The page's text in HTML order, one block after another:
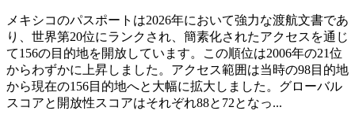
メキシコのパスポートは2026年において強力な渡航文書であ
り、世界第20位にランクされ、簡素化されたアクセスを通じ
て156の目的地を開放しています。この順位は2006年の21位
からわずかに上昇しました。アクセス範囲は当時の98目的地
から現在の156目的地へと大幅に拡大しました。グローバル
スコアと開放性スコアはそれぞれ88と72となっ...